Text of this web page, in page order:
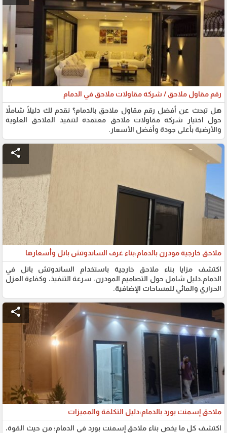
رقم مقاول ملاحق / شركة مقاولات ملاحق في الدمام
هل تبحث عن أفضل رقم مقاول ملاحق بالدمام؟ نقدم لك دليلًا شاملاً
حول اختيار شركة مقاولات ملاحق معتمدة لتنفيذ الملاحق العلوية
والأرضية بأعلى جودة وأفضل الأسعار.
share
ملاحق خارجية مودرن بالدمام:بناء غرف الساندوتش بانل وأسعارها
اكتشف مزايا بناء ملاحق خارجية باستخدام الساندوتش بانل في
الدمام.دليل شامل حول التصاميم المودرن، سرعة التنفيذ، وكفاءة العزل
الحراري والمائي للمساحات الإضافية.
share
ملاحق إسمنت بورد بالدمام:دليل التكلفة والمميزات
اكتشف كل ما يخص بناء ملاحق إسمنت بورد في الدمام؛ من حيث القوة،